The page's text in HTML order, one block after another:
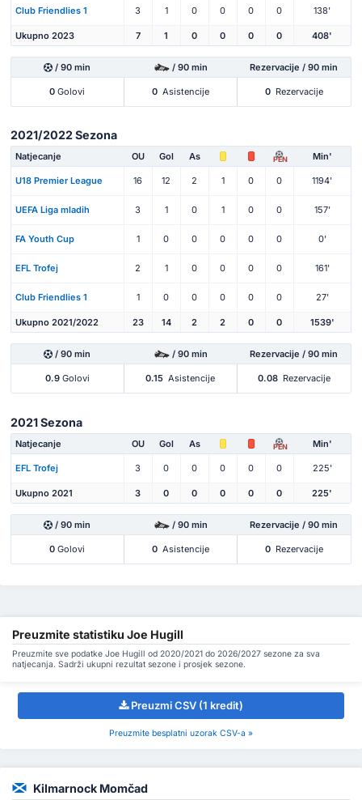
Club Friendlies 1 3 1 0 0 0 0 138'
Ukupno 2023 7 1 0 0 0 0 408'
/ 90 min / 90 min Rezervacije / 90 min
0 Golovi 0 Asistencije 0 Rezervacije
2021/2022 Sezona
Natjecanje OU Gol As PEN Min'
U18 Premier League 16 12 2 1 0 0 1194'
UEFA Liga mladih 3 1 0 1 0 0 157'
FA Youth Cup 1 0 0 0 0 0 0'
EFL Trofej 2 1 0 0 0 0 161'
Club Friendlies 1 1 0 0 0 0 0 27'
Ukupno 2021/2022 23 14 2 2 0 0 1539'
/ 90 min / 90 min Rezervacije / 90 min
0.9Golovi 0.15 Asistencije 0.08 Rezervacije
2021 Sezona
Natjecanje OU Gol As PEN Min'
EFL Trofej 3 0 0 0 0 0 225'
Ukupno 2021 3 0 0 0 0 0 225'
/ 90 min / 90 min Rezervacije / 90 min
0 Golovi 0 Asistencije 0 Rezervacije
Preuzmite statistiku Joe Hugill
Preuzmite sve podatke Joe Hugill od 2020/2021 do 2026/2027 sezone za sva
natjecanja. Sadrži ukupni rezultat sezone i prosjek sezone.
Preuzmi CSV (1 kredit)
Preuzmite besplatni uzorak CSV-a »
Kilmarnock Momčad